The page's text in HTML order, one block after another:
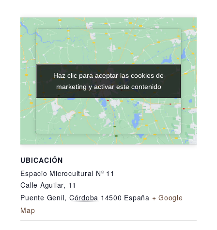
UBICACIÓN
Espacio Microcultural Nº 11
Calle Aguilar, 11
Puente Genil, Córdoba 14500 España + Google
Map
Haz clic para aceptar las cookies de
marketing y activar este contenido
Haz clic para aceptar las cookies de
marketing y activar este contenido